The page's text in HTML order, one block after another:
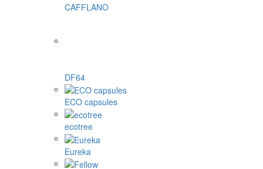
CAFFLANO
DF64
ECO capsules
ecotree
Eureka